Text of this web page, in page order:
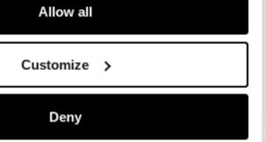
Allow all
Customize
Deny
im Store